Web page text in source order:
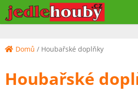
Přejít
na
obsah
Domů / Houbařské doplňky
Houbařské